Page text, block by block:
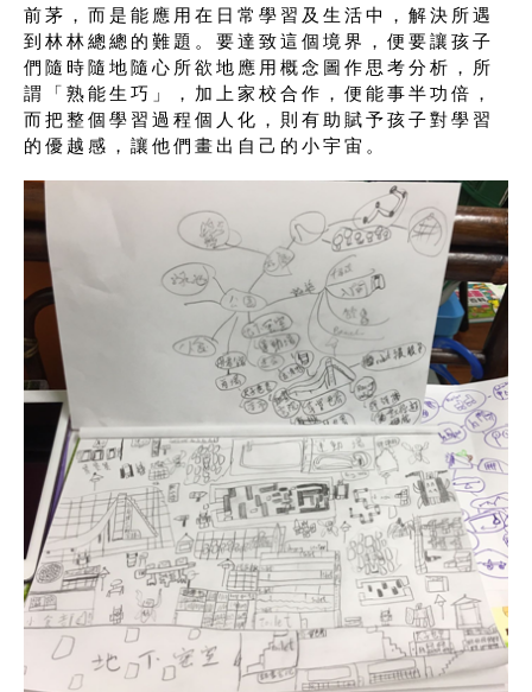
前茅，而是能應用在日常學習及生活中，解決所遇
到林林總總的難題。要達致這個境界，便要讓孩子
們隨時隨地隨心所欲地應用概念圖作思考分析，所
謂「熟能生巧」，加上家校合作，便能事半功倍，
而把整個學習過程個人化，則有助賦予孩子對學習
的優越感，讓他們畫出自己的小宇宙。